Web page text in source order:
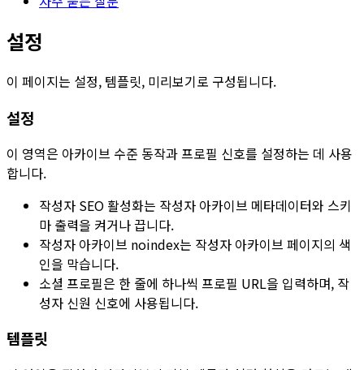
설정
이 페이지는 설정, 템플릿, 미리보기로 구성됩니다.
설정
이 영역은 아카이브 수준 동작과 프로필 신호를 설정하는 데 사용
합니다.
작성자 SEO 활성화는 작성자 아카이브 메타데이터와 스키
마 출력을 켜거나 끕니다.
작성자 아카이브 noindex는 작성자 아카이브 페이지의 색
인을 막습니다.
소셜 프로필은 한 줄에 하나씩 프로필 URL을 입력하며, 작
성자 신원 신호에 사용됩니다.
템플릿